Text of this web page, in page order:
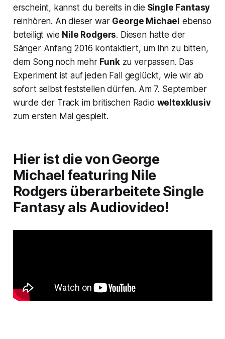
erscheint, kannst du bereits in die Single Fantasy
reinhören. An dieser war George Michael ebenso
beteiligt wie Nile Rodgers. Diesen hatte der
Sänger Anfang 2016 kontaktiert, um ihn zu bitten,
dem Song noch mehr Funkzu verpassen. Das
Experiment ist auf jeden Fall geglückt, wie wir ab
sofort selbst feststellen dürfen. Am 7. September
wurde der Track im britischen Radio weltexklusiv
zum ersten Mal gespielt.
Hier ist die von George
Michael featuring Nile
Rodgers überarbeitete Single
Fantasyals Audiovideo!